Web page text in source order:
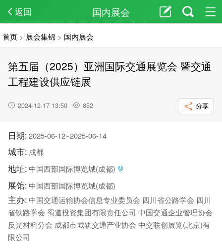
返回 国内展会
首页 > 展会集锦 > 国内展会
第五届（2025）亚洲国际交通展览会 暨交通
工程建设供应链展
2024-12-17 13:50 852 分享
日期:2025-06-12~2025-06-14
城市: 成都
地址:中国西部国际博览城(成都)
展馆:中国西部国际博览城(成都)
主办:中国交通运输协会信息专业委员会 四川省公路学会 四川
省铁路学会 蜀道投资集团有限责任公司 中国交通企业管理协会
反光材料分会 成都市城轨交通产业协会 中交联创展览(北京)有
限公司